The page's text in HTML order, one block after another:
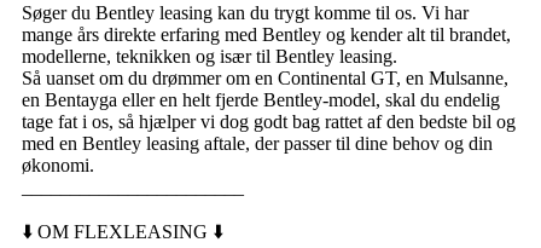
Søger du Bentley leasing kan du trygt komme til os. Vi har
mange års direkte erfaring med Bentley og kender alt til brandet,
modellerne, teknikken og især til Bentley leasing.
Så uanset om du drømmer om en Continental GT, en Mulsanne,
en Bentayga eller en helt fjerde Bentley-model, skal du endelig
tage fat i os, så hjælper vi dog godt bag rattet af den bedste bil og
med en Bentley leasing aftale, der passer til dine behov og din
økonomi.
⬇️ OM FLEXLEASING ⬇️